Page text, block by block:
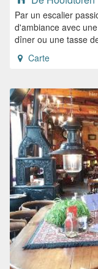
Par un escalier
d'ambiance avec
dîner ou une tasse
Carte